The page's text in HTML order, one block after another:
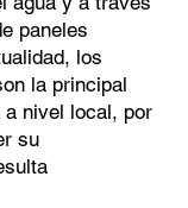
paneles
los
la principal
a nivel local, por
su